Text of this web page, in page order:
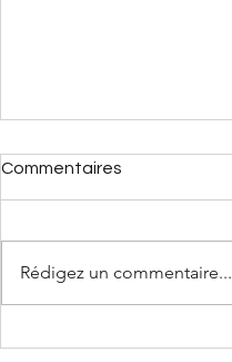
Commentaires
Rédigez un commentaire...